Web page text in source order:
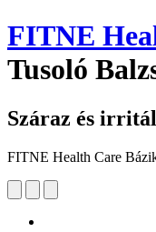
FITNE
Tusoló
Száraz és
FITNE Health Care